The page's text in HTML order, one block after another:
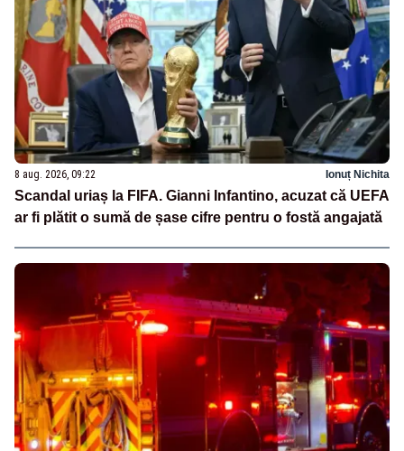
8 aug. 2026, 09:22 Ionuț Nichita
Scandal uriaș la FIFA. Gianni Infantino, acuzat că UEFA
ar fi plătit o sumă de șase cifre pentru o fostă angajată